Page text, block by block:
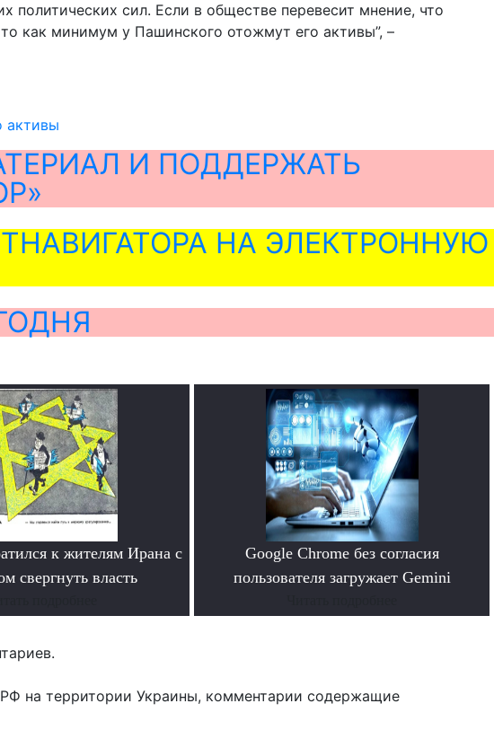
политических сил. Если в обществе перевесит мнение, что
как минимум у Пашинского отожмут его активы”, –
активы
И ПОДДЕРЖАТЬ
НА ЭЛЕКТРОННУЮ
к жителям Ирана с
свергнуть власть
Google Chrome без согласия
пользователя загружает Gemini
на территории Украины, комментарии содержащие